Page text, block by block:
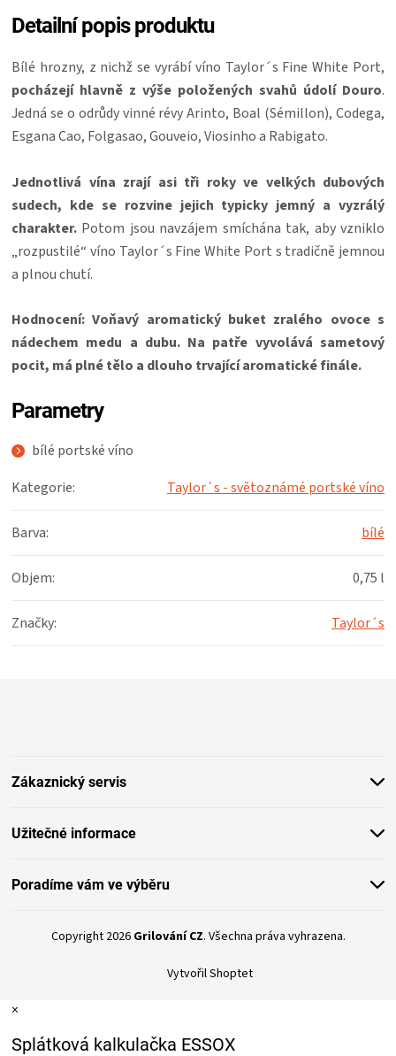
Detailní popis produktu
Bílé hrozny, z nichž se vyrábí víno Taylor´s Fine White Port,
pocházejí hlavně z výše položených svahů údolí Douro.
Jedná se o odrůdy vinné révy Arinto, Boal (Sémillon), Codega,
Esgana Cao, Folgasao, Gouveio, Viosinho a Rabigato.
Jednotlivá vína zrají asi tři roky ve velkých dubových
sudech, kde se rozvine jejich typicky jemný a vyzrálý
charakter. Potom jsou navzájem smíchána tak, aby vzniklo
„rozpustilé“ víno Taylor´s Fine White Port s tradičně jemnou
a plnou chutí.
Hodnocení: Voňavý aromatický buket zralého ovoce s
nádechem medu a dubu. Na patře vyvolává sametový
pocit, má plné tělo a dlouho trvající aromatické finále.
Parametry
bílé portské víno
Kategorie: Taylor´s - světoznámé portské víno
Barva: bílé
Objem: 0,75 l
Značky: Taylor´s
Zákaznický servis
Užitečné informace
Poradíme vám ve výběru
Vytvořil Shoptet
Copyright 2026 Grilování CZ. Všechna práva vyhrazena.
×
Splátková kalkulačka ESSOX